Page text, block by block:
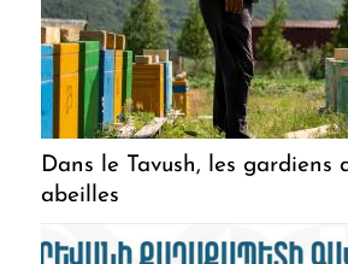
Dans le Tavush, les gardiens
abeilles